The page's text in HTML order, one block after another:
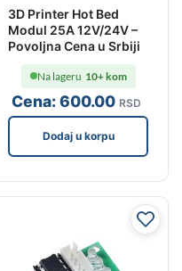
3D Printer Hot Bed
Modul 25A 12V/24V –
Povoljna Cena u Srbiji
Cena:600.00 RSD
Na lageru 10+ kom
Dodaj u korpu